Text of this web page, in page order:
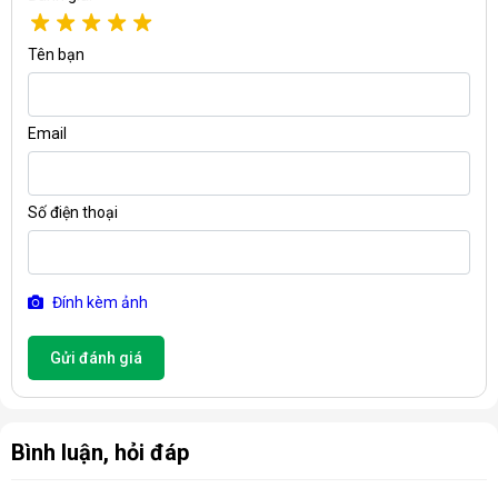
Các bộ phận chính
Máy sưởi dầu Tiross TS923 được cấu tạo từ nhiều bộ phận
khác nhau như: Thanh nẹp, thanh truyền nhiệt, bảng điều khiển,
di chuyển, ống dẫn dầu, giá phơi đồ... Các bộ phận này được
liên kết chặt chẽ với nhau tạo thành một thiết bị hoàn chỉnh.
Tên bạn
Email
Số điện thoại
Đính kèm ảnh
Gửi đánh giá
Bình luận, hỏi đáp